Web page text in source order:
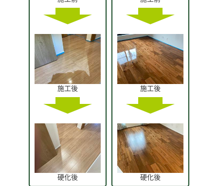
施工後
硬化後
施工後
硬化後